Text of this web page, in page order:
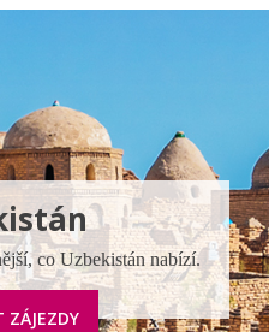
co Uzbekistán nabízí.
ZÁJEZDY